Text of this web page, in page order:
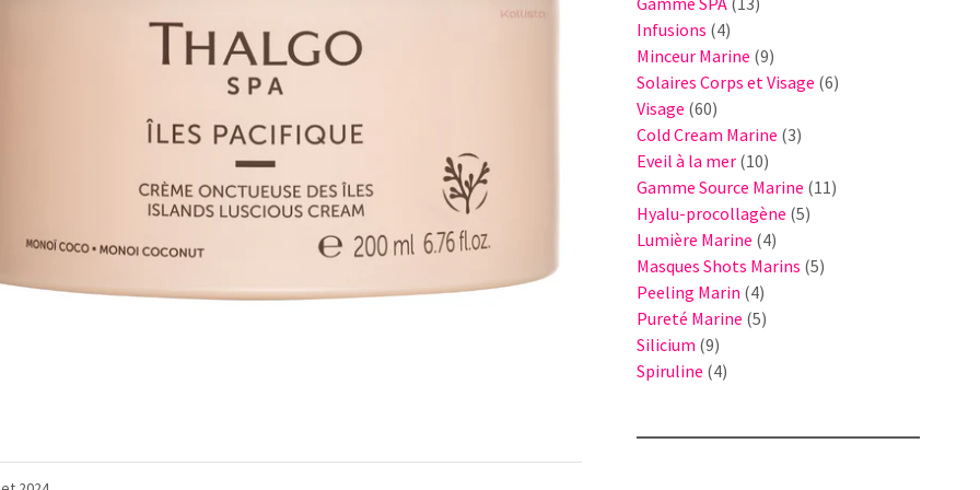
Infusions 44
produits
Minceur Marine 99
produits
Solaires Corps et Visage 66
Visage 6060
produits
Cold Cream Marine 33
Eveil à la mer 1010
produits
Gamme Source Marine 1111
Hyalu-procollagène 55
Lumière Marine 44
produits
Masques Shots Marins 55
Peeling Marin 44
produits
Pureté Marine 55
Silicium 99
produits
Spiruline 44